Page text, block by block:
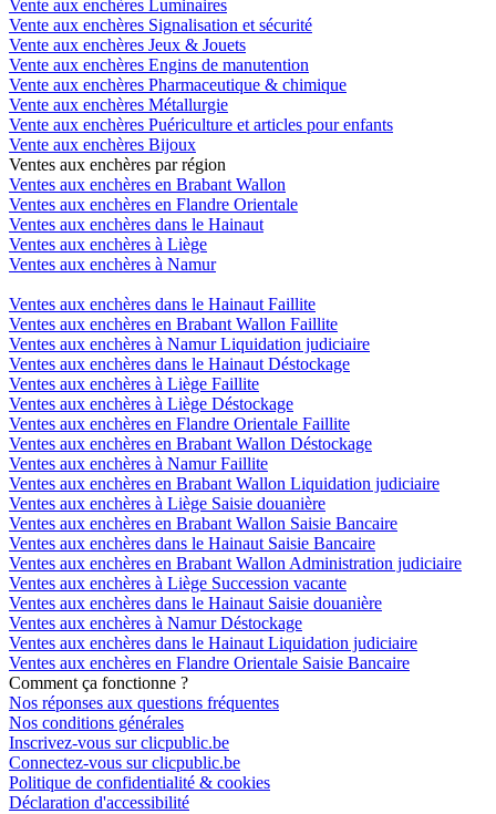
Vente aux enchères Luminaires
Vente aux enchères Signalisation et sécurité
Vente aux enchères Jeux & Jouets
Vente aux enchères Engins de manutention
Vente aux enchères Pharmaceutique & chimique
Vente aux enchères Métallurgie
Vente aux enchères Puériculture et articles pour enfants
Vente aux enchères Bijoux
Ventes aux enchères par région
Ventes aux enchères en Brabant Wallon
Ventes aux enchères en Flandre Orientale
Ventes aux enchères dans le Hainaut
Ventes aux enchères à Liège
Ventes aux enchères à Namur
Ventes aux enchères dans le Hainaut Faillite
Ventes aux enchères en Brabant Wallon Faillite
Ventes aux enchères à Namur Liquidation judiciaire
Ventes aux enchères dans le Hainaut Déstockage
Ventes aux enchères à Liège Faillite
Ventes aux enchères à Liège Déstockage
Ventes aux enchères en Flandre Orientale Faillite
Ventes aux enchères en Brabant Wallon Déstockage
Ventes aux enchères à Namur Faillite
Ventes aux enchères en Brabant Wallon Liquidation judiciaire
Ventes aux enchères à Liège Saisie douanière
Ventes aux enchères en Brabant Wallon Saisie Bancaire
Ventes aux enchères dans le Hainaut Saisie Bancaire
Ventes aux enchères en Brabant Wallon Administration judiciaire
Ventes aux enchères à Liège Succession vacante
Ventes aux enchères dans le Hainaut Saisie douanière
Ventes aux enchères à Namur Déstockage
Ventes aux enchères dans le Hainaut Liquidation judiciaire
Ventes aux enchères en Flandre Orientale Saisie Bancaire
Comment ça fonctionne ?
Nos réponses aux questions fréquentes
Nos conditions générales
Inscrivez-vous sur clicpublic.be
Connectez-vous sur clicpublic.be
Politique de confidentialité & cookies
Déclaration d'accessibilité